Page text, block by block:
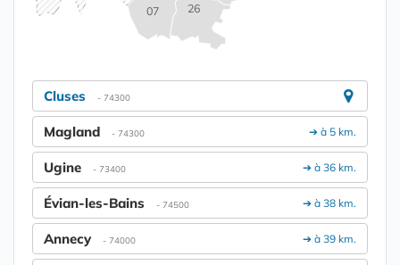
07 26
Cluses - 74300
➔ à 5 km.
Magland - 74300
➔ à 36 km.
Ugine - 73400
➔ à 38 km.
Évian-les-Bains - 74500
➔ à 39 km.
Annecy - 74000